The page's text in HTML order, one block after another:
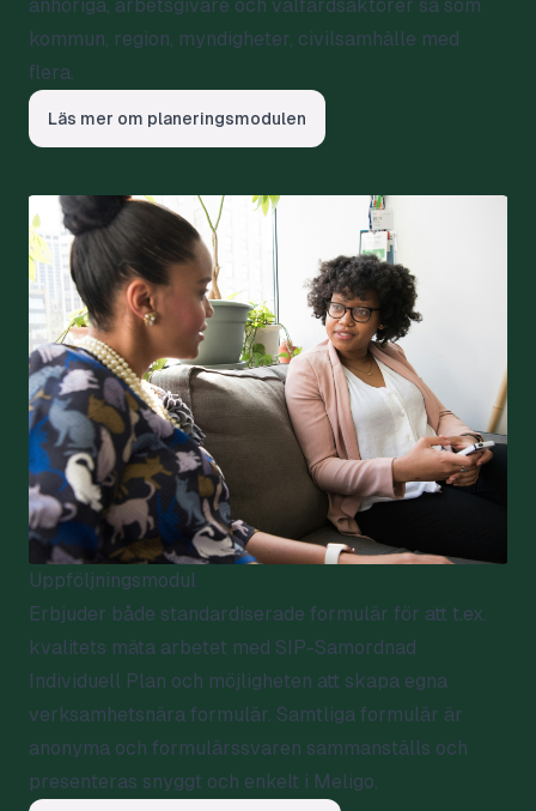
anhöriga, arbetsgivare och välfärdsaktörer så som
kommun, region, myndigheter, civilsamhälle med
flera.
Läs mer om planeringsmodulen
Uppföljningsmodul
Erbjuder både standardiserade formulär för att t.ex.
kvalitets mäta arbetet med SIP-Samordnad
Individuell Plan och möjligheten att skapa egna
verksamhetsnära formulär. Samtliga formulär är
anonyma och formulärssvaren sammanställs och
presenteras snyggt och enkelt i Meligo.